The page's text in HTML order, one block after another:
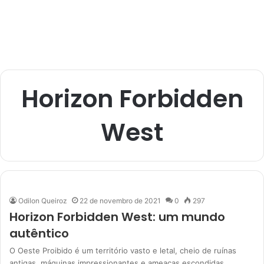
Horizon Forbidden
West
Odilon Queiroz 22 de novembro de 2021 0 297
Horizon Forbidden West: um mundo
autêntico
O Oeste Proibido é um território vasto e letal, cheio de ruínas